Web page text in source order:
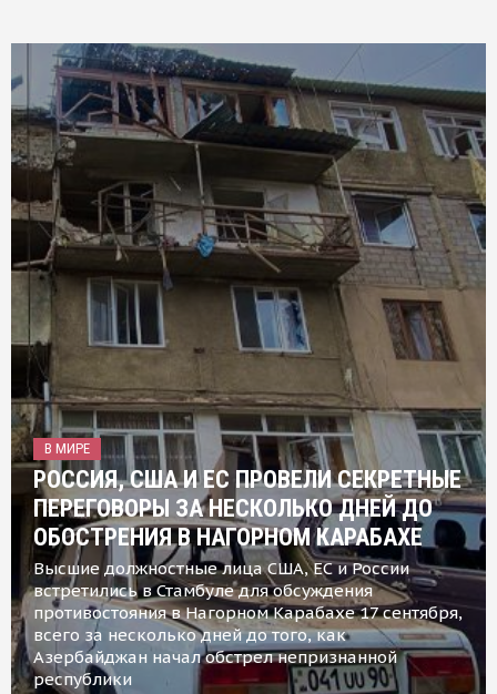
В МИРЕ
РОССИЯ, США И ЕС ПРОВЕЛИ СЕКРЕТНЫЕ
ПЕРЕГОВОРЫ ЗА НЕСКОЛЬКО ДНЕЙ ДО
ОБОСТРЕНИЯ В НАГОРНОМ КАРАБАХЕ
Высшие должностные лица США, ЕС и России
встретились в Стамбуле для обсуждения
противостояния в Нагорном Карабахе 17 сентября,
всего за несколько дней до того, как
Азербайджан начал обстрел непризнанной
республики